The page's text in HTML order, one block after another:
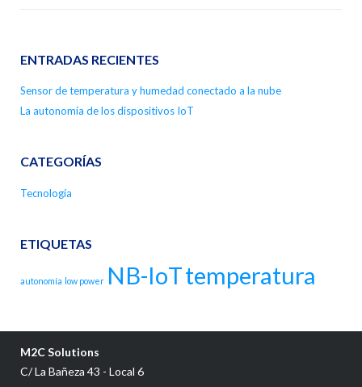
ENTRADAS RECIENTES
Sensor de temperatura y humedad conectado a la nube
La autonomía de los dispositivos IoT
CATEGORÍAS
Tecnología
ETIQUETAS
autonomía low power NB-IoTtemperatura
M2C Solutions
C/ La Bañeza 43 - Local 6